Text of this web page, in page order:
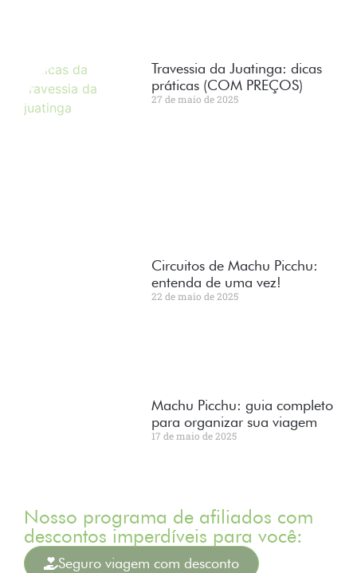
Travessia da Juatinga: dicas
práticas (COM PREÇOS)
27 de maio de 2025
Circuitos de Machu Picchu:
entenda de uma vez!
22 de maio de 2025
Machu Picchu: guia completo
para organizar sua viagem
17 de maio de 2025
Nosso programa de afiliados com
descontos imperdíveis para você:
Seguro viagem com desconto